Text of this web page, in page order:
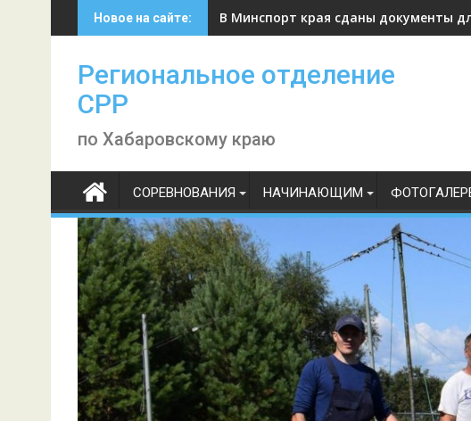
to
Новое на сайте: В Минспорт края сданы документы
Региональное отделение
СРР
по Хабаровскому краю
СОРЕВНОВАНИЯ НАЧИНАЮЩИМ